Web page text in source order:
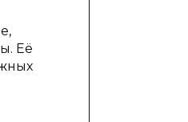
Её